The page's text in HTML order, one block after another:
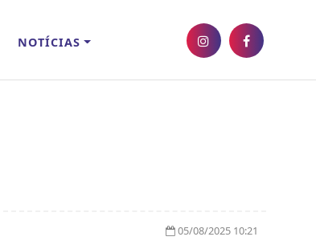
NOTÍCIAS
05/08/2025 10:21